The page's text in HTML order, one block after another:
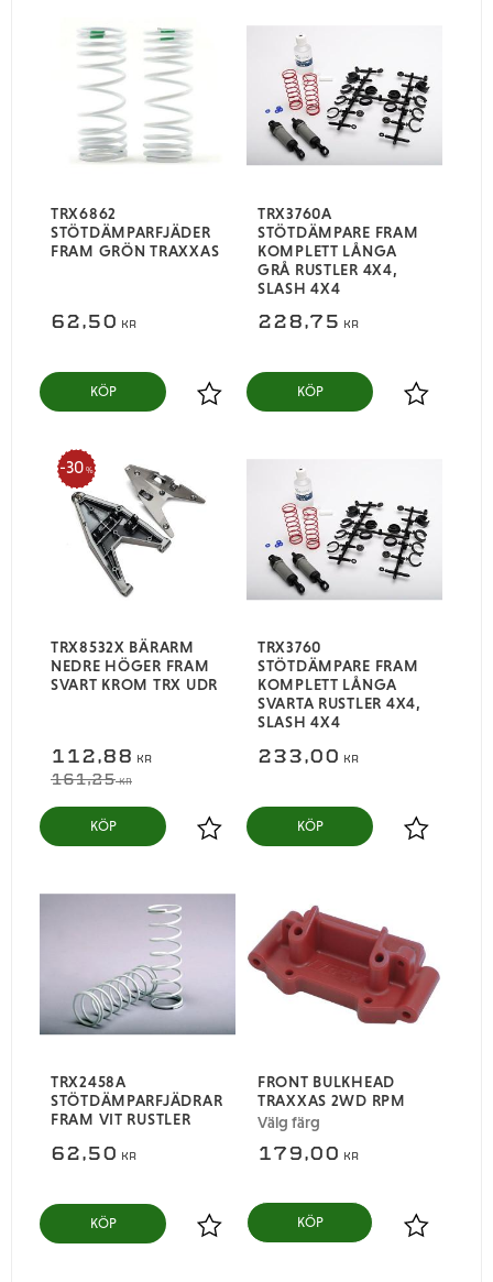
TRX6862
STÖTDÄMPARFJÄDER
FRAM GRÖN TRAXXAS
62,50 KR
Lägg till i favoriter
KÖP
TRX3760A
STÖTDÄMPARE FRAM
KOMPLETT LÅNGA
GRÅ RUSTLER 4X4,
SLASH 4X4
228,75 KR
Lägg till i
KÖP
TRX8532X BÄRARM
NEDRE HÖGER FRAM
SVART KROM TRX UDR
112,88 KR
161,25KR
30 %
Lägg till i favoriter
KÖP
TRX3760
STÖTDÄMPARE FRAM
KOMPLETT LÅNGA
SVARTA RUSTLER 4X4,
SLASH 4X4
233,00 KR
Lägg till i
KÖP
TRX2458A
STÖTDÄMPARFJÄDRAR
FRAM VIT RUSTLER
62,50 KR
Lägg till i favoriter
KÖP
FRONT BULKHEAD
TRAXXAS 2WD RPM
Välg färg
179,00 KR
Lägg till i